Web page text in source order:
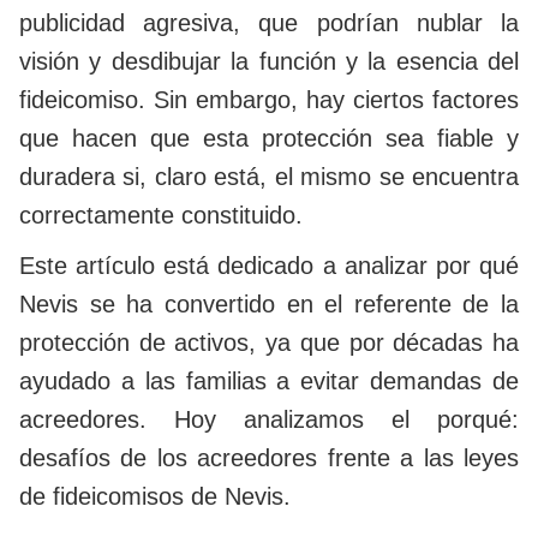
publicidad agresiva, que podrían nublar la
visión y desdibujar la función y la esencia del
fideicomiso. Sin embargo, hay ciertos factores
que hacen que esta protección sea fiable y
duradera si, claro está, el mismo se encuentra
correctamente constituido.
Este artículo está dedicado a analizar por qué
Nevis se ha convertido en el referente de la
protección de activos, ya que por décadas ha
ayudado a las familias a evitar demandas de
acreedores. Hoy analizamos el porqué:
desafíos de los acreedores frente a las leyes
de fideicomisos de Nevis.